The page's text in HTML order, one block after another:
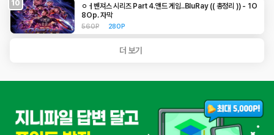
10
ㅇㅓ벤져스 시리즈 Part 4.앤드 게임..BluRay (( 총정리 )) - 1O
8Op. 자막
560P 280P